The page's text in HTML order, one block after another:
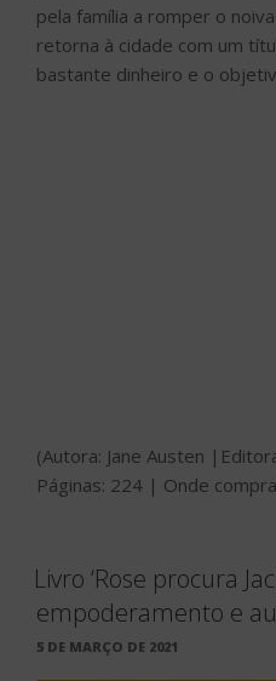
pela família a romper o
retorna à cidade com um
bastante dinheiro e o
(Autora: Jane Austen
Páginas: 224 | Onde
Livro ‘Rose procura
empoderamento e
PUBLICADO
5 DE MARÇO DE 2021